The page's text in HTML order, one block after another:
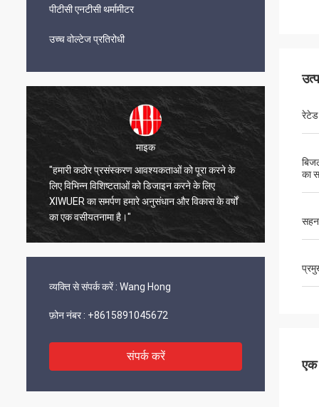
पीटीसी एनटीसी थर्मामीटर
उच्च वोल्टेज प्रतिरोधी
माइक
"हमारी कठोर प्रसंस्करण आवश्यकताओं को पूरा करने के
लिए विभिन्न विशिष्टताओं को डिजाइन करने के लिए
XIWUER का समर्पण हमारे अनुसंधान और विकास के वर्षों
का एक वसीयतनामा है।"
अच्छी
व्यक्ति से संपर्क करें : Wang Hong
फ़ोन नंबर : +8615891045672
संपर्क करें
रेटेड
का
एक